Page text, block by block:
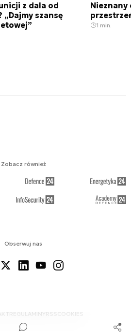
z dala od
szansę
Nieznany
1 min.
Obserwuj nas
REGULAMINYRSS COOKIES
Zobacz również